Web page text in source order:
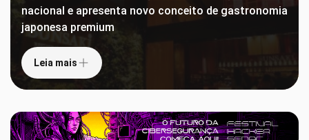
nacional e apresenta novo conceito de gastronomia
japonesa premium
Leia mais